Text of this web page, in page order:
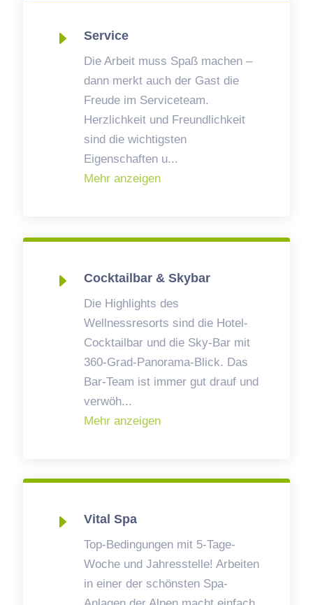
E Service
Die Arbeit muss Spaß machen –
dann merkt auch der Gast die
Freude im Serviceteam.
Herzlichkeit und Freundlichkeit
sind die wichtigsten
Eigenschaften u...
Mehr anzeigen
E Cocktailbar & Skybar
Die Highlights des
Wellnessresorts sind die Hotel-
Cocktailbar und die Sky-Bar mit
360-Grad-Panorama-Blick. Das
Bar-Team ist immer gut drauf und
verwöh...
Mehr anzeigen
E Vital Spa
Top-Bedingungen mit 5-Tage-
Woche und Jahresstelle! Arbeiten
in einer der schönsten Spa-